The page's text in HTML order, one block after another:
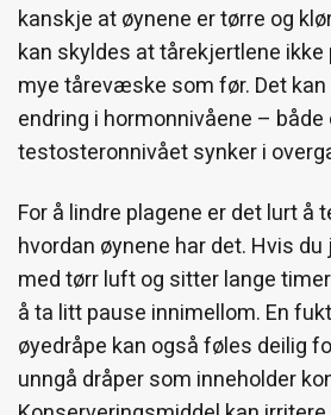
kanskje at øynene er tørre og
kan skyldes at tårekjertlene ikke
mye tårevæske som før. Det
endring i hormonnivåene – både
testosteronnivået synker i
For å lindre plagene er det lurt å
hvordan øynene har det. Hvis
med tørr luft og sitter lange
å ta litt pause innimellom. En
øyedråpe kan også føles deilig
unngå dråper som inneholder